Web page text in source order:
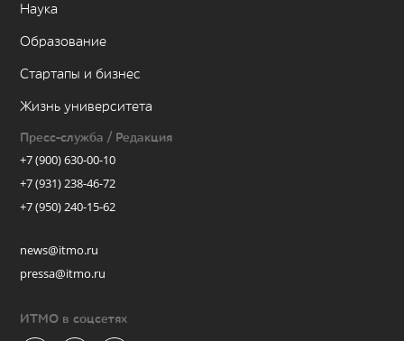
Наука
Образование
Стартапы и бизнес
Жизнь университета
Пресс-служба / Редакция
+7 (900) 630-00-10
+7 (931) 238-46-72
+7 (950) 240-15-62
news@itmo.ru
pressa@itmo.ru
ИТМО в соцсетях